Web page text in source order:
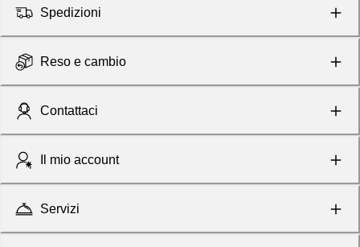
Spedizioni
Reso e cambio
Contattaci
Il mio account
Servizi